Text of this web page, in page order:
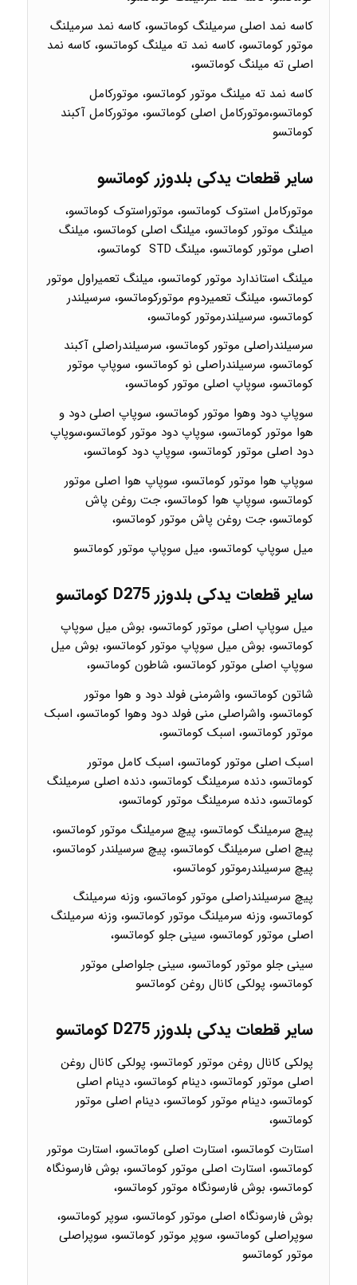
کاسه نمد اصلی سرمیلنگ کوماتسو، کاسه نمد سرمیلنگ
موتور کوماتسو، کاسه نمد ته میلنگ کوماتسو، کاسه نمد
اصلی ته میلنگ کوماتسو،
کاسه نمد ته میلنگ موتور کوماتسو، موتورکامل
کوماتسو،موتورکامل اصلی کوماتسو، موتورکامل آکبند
کوماتسو
سایر قطعات یدکی بلدوزر کوماتسو
موتورکامل استوک کوماتسو، موتوراستوک کوماتسو،
میلنگ موتور کوماتسو، میلنگ اصلی کوماتسو، میلنگ
اصلی موتور کوماتسو، میلنگ STD کوماتسو،
میلنگ استاندارد موتور کوماتسو، میلنگ تعمیراول موتور
کوماتسو، میلنگ تعمیردوم موتورکوماتسو، سرسیلندر
کوماتسو، سرسیلندرموتور کوماتسو،
سرسیلندراصلی موتور کوماتسو، سرسیلندراصلی آکبند
کوماتسو، سرسیلندراصلی نو کوماتسو، سوپاپ موتور
کوماتسو، سوپاپ اصلی موتور کوماتسو،
سوپاپ دود وهوا موتور کوماتسو، سوپاپ اصلی دود و
هوا موتور کوماتسو، سوپاپ دود موتور کوماتسو،سوپاپ
دود اصلی موتور کوماتسو، سوپاپ دود کوماتسو،
سوپاپ هوا موتور کوماتسو، سوپاپ هوا اصلی موتور
کوماتسو، سوپاپ هوا کوماتسو، جت روغن پاش
کوماتسو، جت روغن پاش موتور کوماتسو،
میل سوپاپ کوماتسو، میل سوپاپ موتور کوماتسو
سایر قطعات یدکی بلدوزر D275 کوماتسو
میل سوپاپ اصلی موتور کوماتسو، بوش میل سوپاپ
کوماتسو، بوش میل سوپاپ موتور کوماتسو، بوش میل
سوپاپ اصلی موتور کوماتسو، شاطون کوماتسو،
شاتون کوماتسو، واشرمنی فولد دود و هوا موتور
کوماتسو، واشراصلی منی فولد دود وهوا کوماتسو، اسبک
موتور کوماتسو، اسبک کوماتسو،
اسبک اصلی موتور کوماتسو، اسبک کامل موتور
کوماتسو، دنده سرمیلنگ کوماتسو، دنده اصلی سرمیلنگ
کوماتسو، دنده سرمیلنگ موتور کوماتسو،
پیچ سرمیلنگ کوماتسو، پیچ سرمیلنگ موتور کوماتسو،
پیچ اصلی سرمیلنگ کوماتسو، پیچ سرسیلندر کوماتسو،
پیچ سرسیلندرموتور کوماتسو،
پیچ سرسیلندراصلی موتور کوماتسو، وزنه سرمیلنگ
کوماتسو، وزنه سرمیلنگ موتور کوماتسو، وزنه سرمیلنگ
اصلی موتور کوماتسو، سینی جلو کوماتسو،
سینی جلو موتور کوماتسو، سینی جلواصلی موتور
کوماتسو، پولکی کانال روغن کوماتسو
سایر قطعات یدکی بلدوزر D275 کوماتسو
پولکی کانال روغن موتور کوماتسو، پولکی کانال روغن
اصلی موتور کوماتسو، دینام کوماتسو، دینام اصلی
کوماتسو، دینام موتور کوماتسو، دینام اصلی موتور
کوماتسو،
استارت کوماتسو، استارت اصلی کوماتسو، استارت موتور
کوماتسو، استارت اصلی موتور کوماتسو، بوش فارسونگاه
کوماتسو، بوش فارسونگاه موتور کوماتسو،
بوش فارسونگاه اصلی موتور کوماتسو، سوپر کوماتسو،
سوپراصلی کوماتسو، سوپر موتور کوماتسو، سوپراصلی
موتور کوماتسو